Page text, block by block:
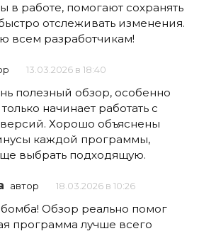
в работе, помогают сохранять
отслеживать изменения.
всем разработчикам!
13.03.2026 в 18:40
полезный обзор, особенно
только начинает работать с
Хорошо объяснены
каждой программы,
выбрать подходящую.
автор 18.03.2026 в 10:26
Обзор реально помог
программа лучше всего